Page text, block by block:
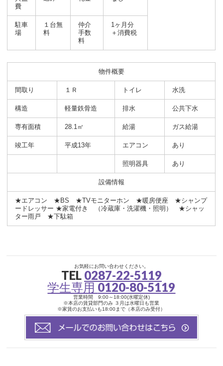
費
駐車
場
１台無
料
仲介
手数
料
1ヶ月分
＋消費税
物件概要
間取り １Ｒ トイレ 水洗
構造 軽量鉄骨造 排水 公共下水
専有面積 28.1㎡ 給湯 ガス給湯
竣工年 平成13年 エアコン あり
照明器具 あり
設備情報
★エアコン ★BS ★TVモニターホン ★暖房便座 ★シャンプ
ードレッサー ★家電付き （冷蔵庫・洗濯機・照明） ★シャッ
ター雨戸 ★下駄箱
お気軽にお問い合わせください。
TEL 0287-22-5119
学生専用 0120-80-5119
営業時間 9:00～18:00(水曜定休)
※本店の賃貸部門のみ ３月は水曜日も営業
※家賃のお支払いも18:00まで（本店のみ受付）